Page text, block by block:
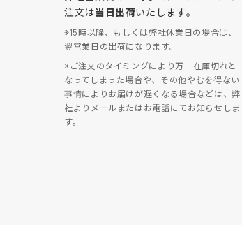
注文は当日出荷いたします。
※15時以降、もしくは弊社休業日の場合は、
翌営業日の出荷になります。
※ご注文のタイミングにより万一在庫切れと
なってしまった場合や、その他やむを得ない
事情によりお届けが遅くなる場合などは、弊
社よりメールまたはお電話にてお知らせしま
す。